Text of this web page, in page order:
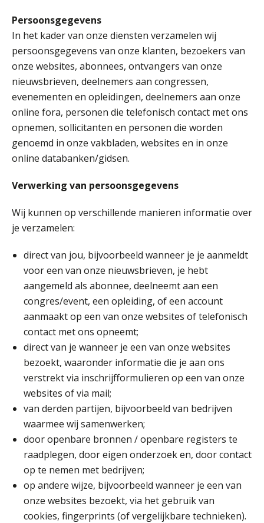
Persoonsgegevens
In het kader van onze diensten verzamelen wij
persoonsgegevens van onze klanten, bezoekers van
onze websites, abonnees, ontvangers van onze
nieuwsbrieven, deelnemers aan congressen,
evenementen en opleidingen, deelnemers aan onze
online fora, personen die telefonisch contact met ons
opnemen, sollicitanten en personen die worden
genoemd in onze vakbladen, websites en in onze
online databanken/gidsen.
Verwerking van persoonsgegevens
Wij kunnen op verschillende manieren informatie over
je verzamelen:
direct van jou, bijvoorbeeld wanneer je je aanmeldt
voor een van onze nieuwsbrieven, je hebt
aangemeld als abonnee, deelneemt aan een
congres/event, een opleiding, of een account
aanmaakt op een van onze websites of telefonisch
contact met ons opneemt;
direct van je wanneer je een van onze websites
bezoekt, waaronder informatie die je aan ons
verstrekt via inschrijfformulieren op een van onze
websites of via mail;
van derden partijen, bijvoorbeeld van bedrijven
waarmee wij samenwerken;
door openbare bronnen / openbare registers te
raadplegen, door eigen onderzoek en, door contact
op te nemen met bedrijven;
op andere wijze, bijvoorbeeld wanneer je een van
onze websites bezoekt, via het gebruik van
cookies, fingerprints (of vergelijkbare technieken).